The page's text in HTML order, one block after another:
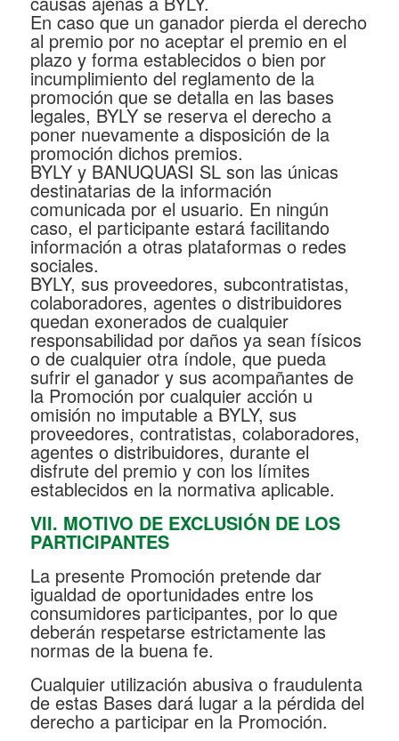
En caso que un ganador pierda el derecho
al premio por no aceptar el premio en el
plazo y forma establecidos o bien por
incumplimiento del reglamento de la
promoción que se detalla en las bases
legales, BYLY se reserva el derecho a
poner nuevamente a disposición de la
promoción dichos premios.
BYLY y BANUQUASI SL son las únicas
destinatarias de la información
comunicada por el usuario. En ningún
caso, el participante estará facilitando
información a otras plataformas o redes
sociales.
BYLY, sus proveedores, subcontratistas,
colaboradores, agentes o distribuidores
quedan exonerados de cualquier
responsabilidad por daños ya sean físicos
o de cualquier otra índole, que pueda
sufrir el ganador y sus acompañantes de
la Promoción por cualquier acción u
omisión no imputable a BYLY, sus
proveedores, contratistas, colaboradores,
agentes o distribuidores, durante el
disfrute del premio y con los límites
establecidos en la normativa aplicable.
VII. MOTIVO DE EXCLUSIÓN DE LOS
PARTICIPANTES
La presente Promoción pretende dar
igualdad de oportunidades entre los
consumidores participantes, por lo que
deberán respetarse estrictamente las
normas de la buena fe.
Cualquier utilización abusiva o fraudulenta
de estas Bases dará lugar a la pérdida del
derecho a participar en la Promoción.